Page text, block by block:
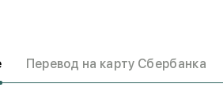
Перевод на карту Сбербанка